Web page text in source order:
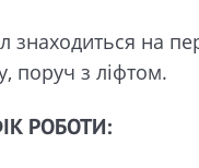
знаходиться на
поруч з ліфтом.
РОБОТИ: